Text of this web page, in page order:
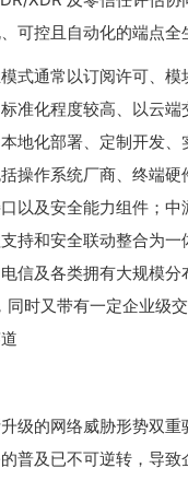
可控且自动化的端点全
式通常以订阅许可、
准化程度较高、以云
地化部署、定制开发
操作系统厂商、终端
以及安全能力组件；
持和安全联动整合为一
信及各类拥有大规模
时又带有一定企业级
级的网络威胁形势双
普及已不可逆转，导